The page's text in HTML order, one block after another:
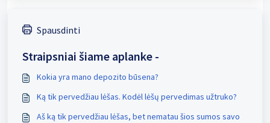
Spausdinti
Straipsniai šiame aplanke -
Kokia yra mano depozito būsena?
Ką tik pervedžiau lėšas. Kodėl lėšų pervedimas užtruko?
Aš ką tik pervedžiau lėšas, bet nematau šios sumos savo